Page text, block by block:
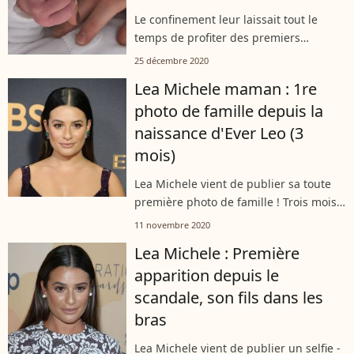
Le confinement leur laissait tout le
temps de profiter des premiers
moments de leurs nouveaux-nés : voici
parents en 2020. Aussi bien en France
qu'aux...
25 décembre 2020
Lea Michele maman : 1re
photo de famille depuis la
naissance d'Ever Leo (3
mois)
Lea Michele vient de publier sa toute
première photo de famille ! Trois mois
après avoir accouché d'un petit garçon
vient enfin de prendre la...
11 novembre 2020
Lea Michele : Première
apparition depuis le
scandale, son fils dans les
bras
Lea Michele vient de publier un selfie -